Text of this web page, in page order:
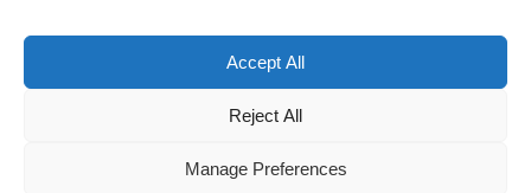
Accept All
Reject All
Manage Preferences
© Copyright - Alpha-b 2019-2026 -powered by Enfold WordPress
Conditions générales de vente Politique de confidentialité